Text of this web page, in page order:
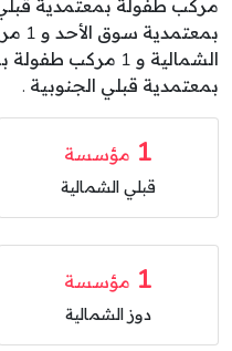
بمعتمدية قبلي الجنوبية .
1 مؤسسة
قبلي الشمالية
1 مؤسسة
دوز الشمالية